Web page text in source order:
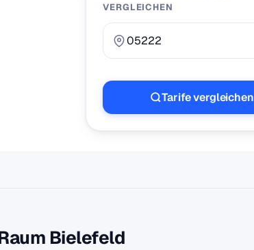
VERGLEICHEN
Tarife vergleichen
Bielefeld